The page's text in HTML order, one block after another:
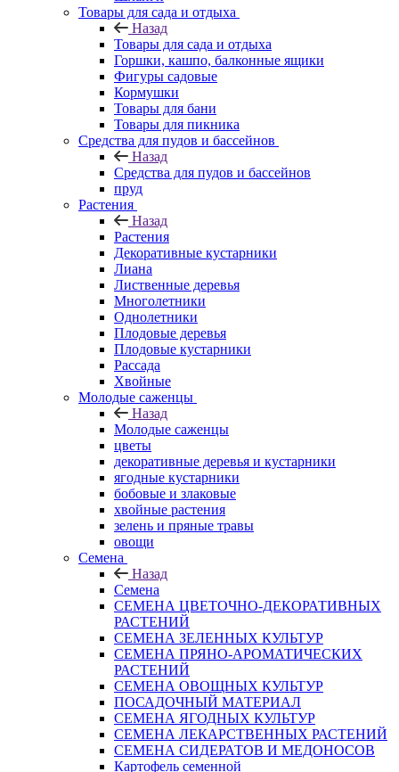
Товары для сада и отдыха
Назад
Товары для сада и отдыха
Горшки, кашпо, балконные ящики
Фигуры садовые
Кормушки
Товары для бани
Товары для пикника
Средства для пудов и бассейнов
Назад
Средства для пудов и бассейнов
пруд
Растения
Назад
Растения
Декоративные кустарники
Лиана
Лиственные деревья
Многолетники
Однолетники
Плодовые деревья
Плодовые кустарники
Рассада
Хвойные
Молодые саженцы
Назад
Молодые саженцы
цветы
декоративные деревья и кустарники
ягодные кустарники
бобовые и злаковые
хвойные растения
зелень и пряные травы
овощи
Семена
Назад
Семена
СЕМЕНА ЦВЕТОЧНО-ДЕКОРАТИВНЫХ
РАСТЕНИЙ
СЕМЕНА ЗЕЛЕННЫХ КУЛЬТУР
СЕМЕНА ПРЯНО-АРОМАТИЧЕСКИХ
РАСТЕНИЙ
СЕМЕНА ОВОЩНЫХ КУЛЬТУР
ПОСАДОЧНЫЙ МАТЕРИАЛ
СЕМЕНА ЯГОДНЫХ КУЛЬТУР
СЕМЕНА ЛЕКАРСТВЕННЫХ РАСТЕНИЙ
СЕМЕНА СИДЕРАТОВ И МЕДОНОСОВ
Картофель семенной